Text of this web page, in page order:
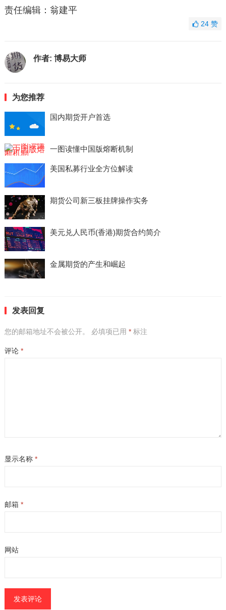
责任编辑：翁建平
24赞
作者: 博易大师
为您推荐
国内期货开户首选
一图读懂中国版熔断机制
美国私募行业全方位解读
期货公司新三板挂牌操作实务
美元兑人民币(香港)期货合约简介
金属期货的产生和崛起
发表回复
您的邮箱地址不会被公开。 必填项已用 *标注
评论 *
显示名称 *
邮箱 *
网站